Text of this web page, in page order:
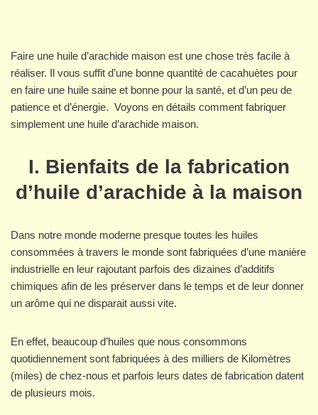
Faire une huile d’arachide maison est une chose très facile à
réaliser. Il vous suffit d’une bonne quantité de cacahuètes pour
en faire une huile saine et bonne pour la santé, et d’un peu de
patience et d’énergie. Voyons en détails comment fabriquer
simplement une huile d’arachide maison.
I. Bienfaits de la fabrication
d’huile d’arachide à la maison
Dans notre monde moderne presque toutes les huiles
consommées à travers le monde sont fabriquées d’une manière
industrielle en leur rajoutant parfois des dizaines d’additifs
chimiques afin de les préserver dans le temps et de leur donner
un arôme qui ne disparait aussi vite.
En effet, beaucoup d’huiles que nous consommons
quotidiennement sont fabriquées à des milliers de Kilomètres
(miles) de chez-nous et parfois leurs dates de fabrication datent
de plusieurs mois.